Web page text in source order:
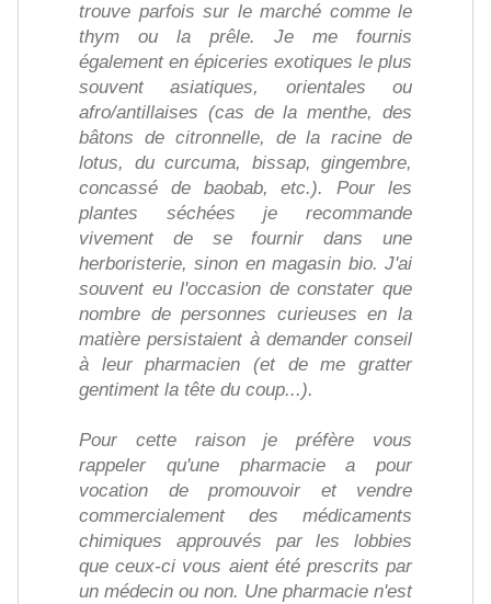
trouve parfois sur le marché comme le
thym ou la prêle. Je me fournis
également en épiceries exotiques le plus
souvent asiatiques, orientales ou
afro/antillaises (cas de la menthe, des
bâtons de citronnelle, de la racine de
lotus, du curcuma, bissap, gingembre,
concassé de baobab, etc.). Pour les
plantes séchées je recommande
vivement de se fournir dans une
herboristerie, sinon en magasin bio. J'ai
souvent eu l'occasion de constater que
nombre de personnes curieuses en la
matière persistaient à demander conseil
à leur pharmacien (et de me gratter
gentiment la tête du coup...).
Pour cette raison je préfère vous
rappeler qu'une pharmacie a pour
vocation de promouvoir et vendre
commercialement des médicaments
chimiques approuvés par les lobbies
que ceux-ci vous aient été prescrits par
un médecin ou non. Une pharmacie n'est